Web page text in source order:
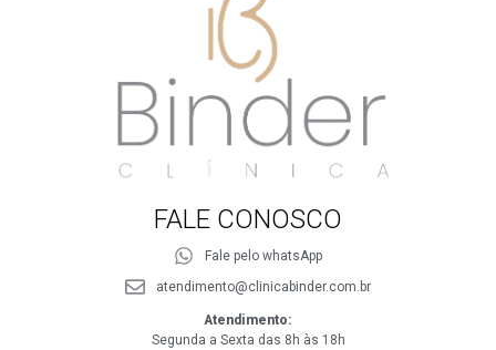
FALE CONOSCO
Fale pelo whatsApp
atendimento@clinicabinder.com.br
Atendimento:
Segunda a Sexta das 8h às 18h